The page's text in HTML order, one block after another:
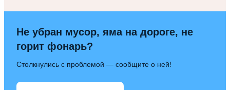
Не убран мусор, яма на дороге, не
горит фонарь?
Столкнулись с проблемой — сообщите о ней!